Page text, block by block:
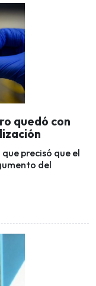
quedó con
precisó que el
del